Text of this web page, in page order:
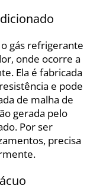
gás refrigerante
onde ocorre a
Ela é fabricada
e pode
de malha de
gerada pelo
Por ser
precisa